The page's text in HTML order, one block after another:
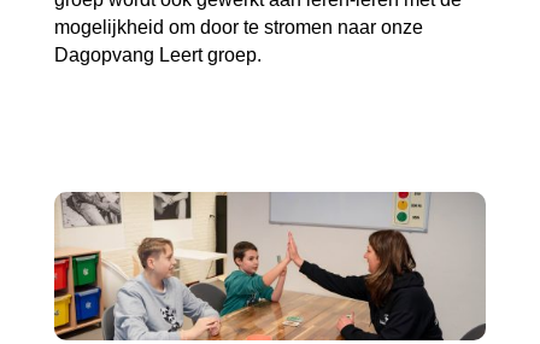
mogelijkheid om door te stromen naar onze
Dagopvang Leert groep.